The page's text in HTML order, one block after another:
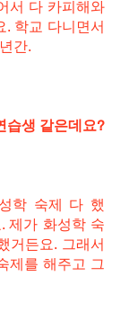
서 다 카피해와
학교 다니면서
간.
습생 같은데요?
학 숙제 다 했
제가 화성학 숙
거든요. 그래서
제를 해주고 그